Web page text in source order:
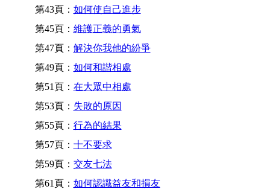
第43頁： 如何使自己進步
第45頁： 維護正義的勇氣
第47頁： 解決你我他的紛爭
第49頁： 如何和諧相處
第51頁： 在大眾中相處
第53頁： 失敗的原因
第55頁： 行為的結果
第57頁： 十不要求
第59頁： 交友七法
第61頁： 如何認識益友和損友